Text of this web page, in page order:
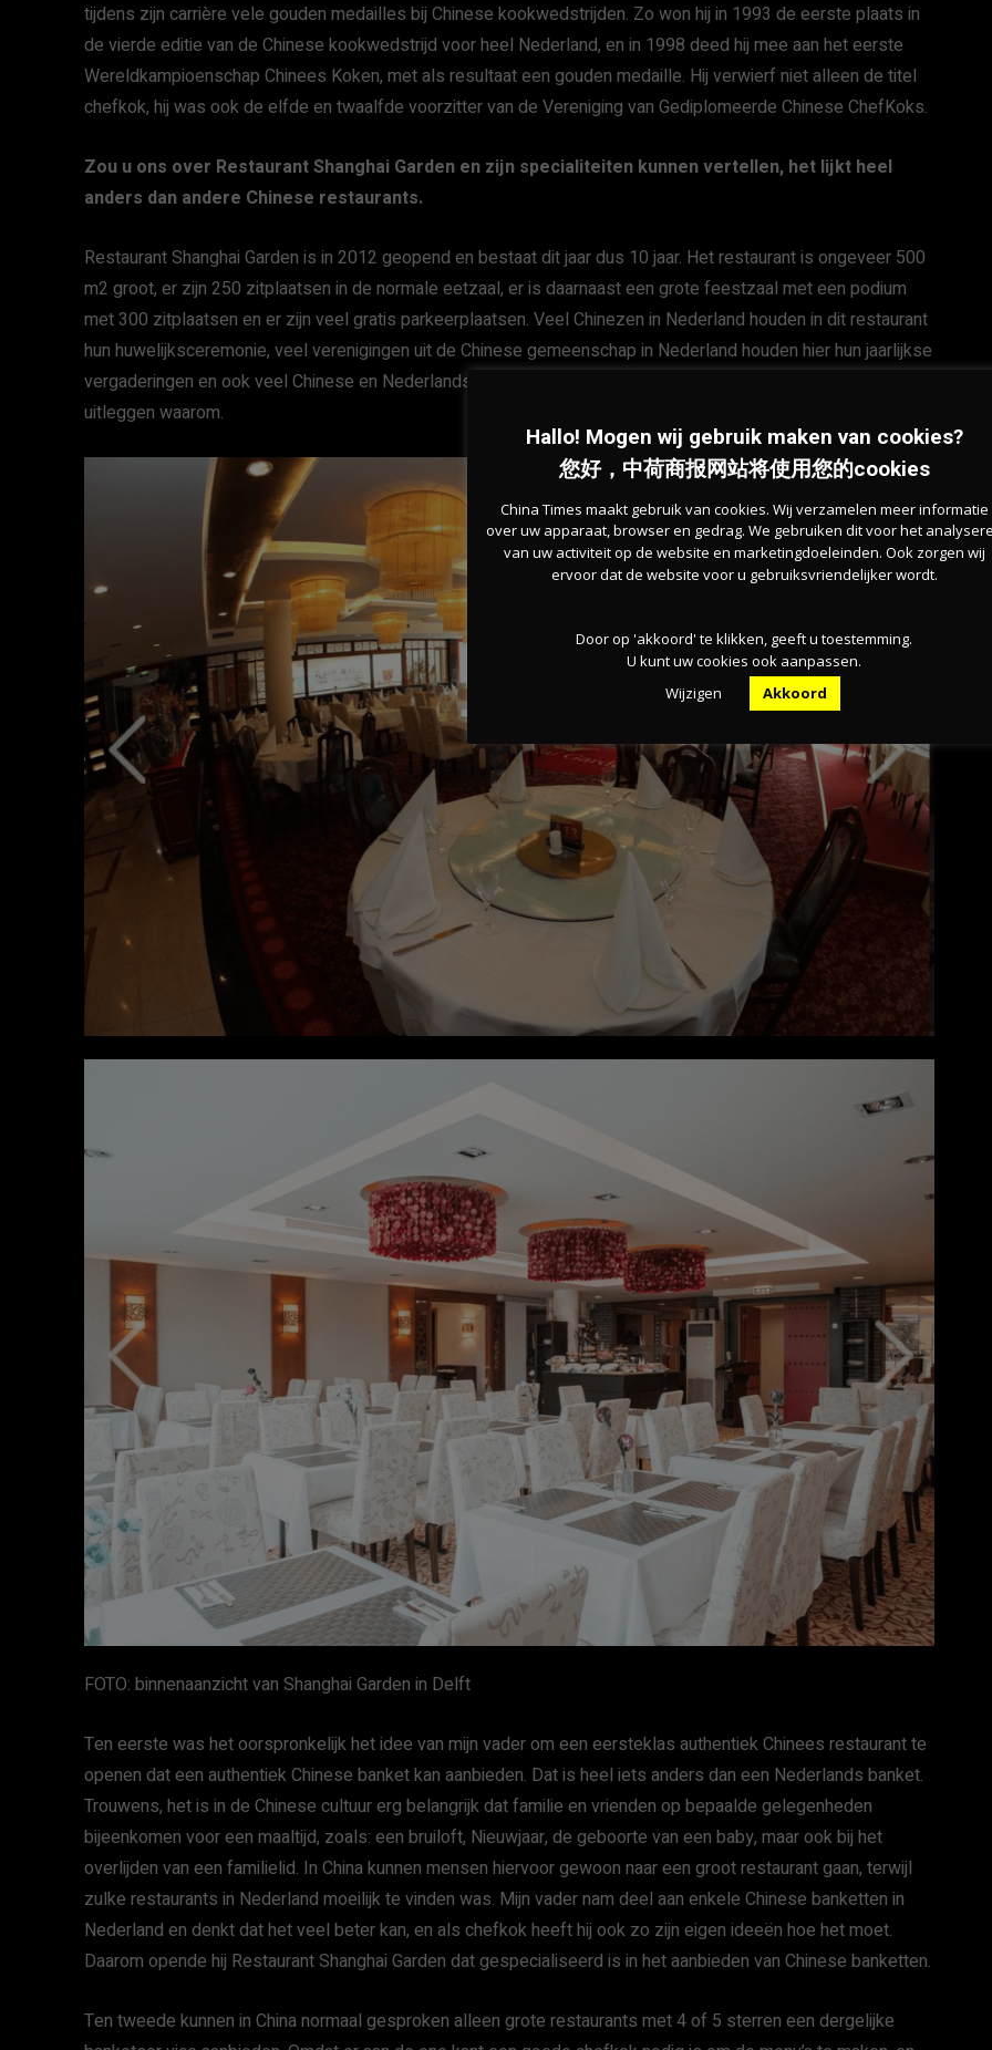
tijdens zijn carrière vele gouden medailles bij Chinese kookwedstrijden. Zo won hij in 1993 de eerste plaats in
de vierde editie van de Chinese kookwedstrijd voor heel Nederland, en in 1998 deed hij mee aan het eerste
Wereldkampioenschap Chinees Koken, met als resultaat een gouden medaille. Hij verwierf niet alleen de titel
chefkok, hij was ook de elfde en twaalfde voorzitter van de Vereniging van Gediplomeerde Chinese ChefKoks.
Zou u ons over Restaurant Shanghai Garden en zijn specialiteiten kunnen vertellen, het lijkt heel
anders dan andere Chinese restaurants.
Restaurant Shanghai Garden is in 2012 geopend en bestaat dit jaar dus 10 jaar. Het restaurant is ongeveer 500
m2 groot, er zijn 250 zitplaatsen in de normale eetzaal, er is daarnaast een grote feestzaal met een podium
met 300 zitplaatsen en er zijn veel gratis parkeerplaatsen. Veel Chinezen in Nederland houden in dit restaurant
hun huwelijksceremonie, veel verenigingen uit de Chinese gemeenschap in Nederland houden hier hun jaarlijkse
vergaderingen en ook veel Chinese en Nederlandse bedrijven verwelkomen hier hun delegaties. Laat me
uitleggen waarom.
FOTO: binnenaanzicht van Shanghai Garden in Delft
Ten eerste was het oorspronkelijk het idee van mijn vader om een eersteklas authentiek Chinees restaurant te
openen dat een authentiek Chinese banket kan aanbieden. Dat is heel iets anders dan een Nederlands banket.
Trouwens, het is in de Chinese cultuur erg belangrijk dat familie en vrienden op bepaalde gelegenheden
bijeenkomen voor een maaltijd, zoals: een bruiloft, Nieuwjaar, de geboorte van een baby, maar ook bij het
overlijden van een familielid. In China kunnen mensen hiervoor gewoon naar een groot restaurant gaan, terwijl
zulke restaurants in Nederland moeilijk te vinden was. Mijn vader nam deel aan enkele Chinese banketten in
Nederland en denkt dat het veel beter kan, en als chefkok heeft hij ook zo zijn eigen ideeën hoe het moet.
Daarom opende hij Restaurant Shanghai Garden dat gespecialiseerd is in het aanbieden van Chinese banketten.
Ten tweede kunnen in China normaal gesproken alleen grote restaurants met 4 of 5 sterren een dergelijke
Hallo! Mogen wij gebruik maken van cookies?
您好，中荷商报网站将使用您的cookies
China Times maakt gebruik van cookies. Wij verzamelen meer informatie
over uw apparaat, browser en gedrag. We gebruiken dit voor het
van uw activiteit op de website en marketingdoeleinden. Ook zorgen wij
ervoor dat de website voor u gebruiksvriendelijker wordt.
Door op 'akkoord' te klikken, geeft u toestemming.
U kunt uw cookies ook aanpassen.
Wijzigen
Akkoord